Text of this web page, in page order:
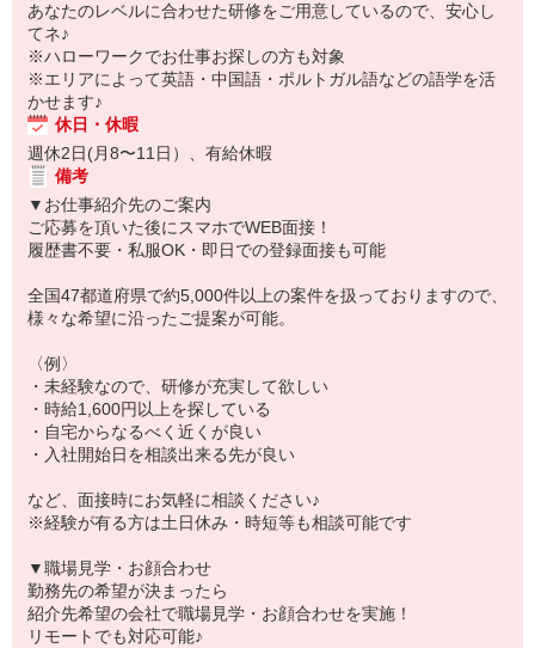
あなたのレベルに合わせた研修をご用意しているので、安心し
てネ♪
※ハローワークでお仕事お探しの方も対象
※エリアによって英語・中国語・ポルトガル語などの語学を活
かせます♪
休日・休暇
週休2日(月8〜11日）、有給休暇
備考
▼お仕事紹介先のご案内
ご応募を頂いた後にスマホでWEB面接！
履歴書不要・私服OK・即日での登録面接も可能
全国47都道府県で約5,000件以上の案件を扱っておりますので、
様々な希望に沿ったご提案が可能。
〈例〉
・未経験なので、研修が充実して欲しい
・時給1,600円以上を探している
・自宅からなるべく近くが良い
・入社開始日を相談出来る先が良い
など、面接時にお気軽に相談ください♪
※経験が有る方は土日休み・時短等も相談可能です
▼職場見学・お顔合わせ
勤務先の希望が決まったら
紹介先希望の会社で職場見学・お顔合わせを実施！
リモートでも対応可能♪